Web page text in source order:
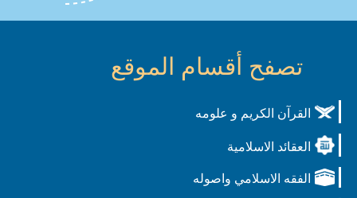
تصفح أقسام الموقع
القرآن الكريم و علومه
العقائد الاسلامية
الفقه الاسلامي واصوله